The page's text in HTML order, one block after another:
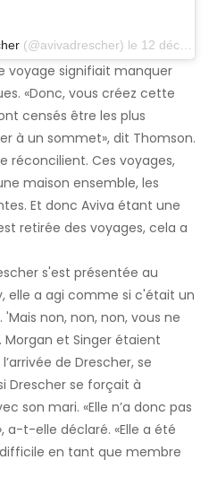
(@avivadrescher) le 12 décembre 2013 à 14h12 PST
voyage signifiait manquer
«Donc, vous créez cette
censés être les plus
à un sommet», dit Thomson.
réconcilient. Ces voyages,
maison ensemble, les
Et donc Aviva étant une
retirée des voyages, cela a
s'est présentée au
elle a agi comme si c'était un
non, non, non, vous ne
et Singer étaient
de Drescher, se
Drescher se forçait à
son mari. «Elle n’a donc pas
a-t-elle déclaré. «Elle a été
en tant que membre